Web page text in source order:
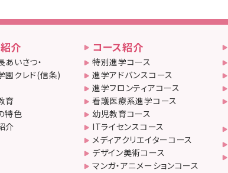
介
あいさつ・
園クレド(信条)
育
特色
介
コース紹介
特別進学コース
進学アドバンスコース
進学フロンティアコース
看護医療系進学コース
幼児教育コース
ITライセンスコース
メディアクリエイターコース
デザイン美術コース
マンガ・アニメーションコース